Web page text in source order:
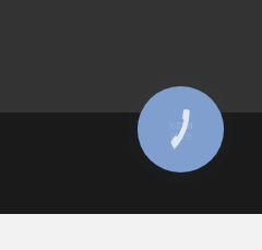
КНОПКА
ЗВ'ЯЗКУ